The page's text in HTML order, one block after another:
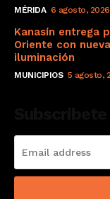
MÉRIDA 6 agosto, 2026
Kanasín entrega
Oriente con
iluminación
MUNICIPIOS 5 agosto,